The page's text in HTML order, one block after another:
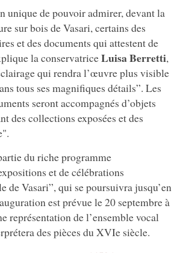
unique de pouvoir admirer, devant la
sur bois de Vasari, certains des
et des documents qui attestent de
la conservatriceLuisa Berretti,
qui rendra l’œuvre plus visible
tous ses magnifiques détails”. Les
seront accompagnés d’objets
des collections exposées et des
du riche programme
et de célébrations
de Vasari”, qui se poursuivra jusqu’en
est prévue le 20 septembre à
représentation de l’ensemble vocal
des pièces du XVIe siècle.